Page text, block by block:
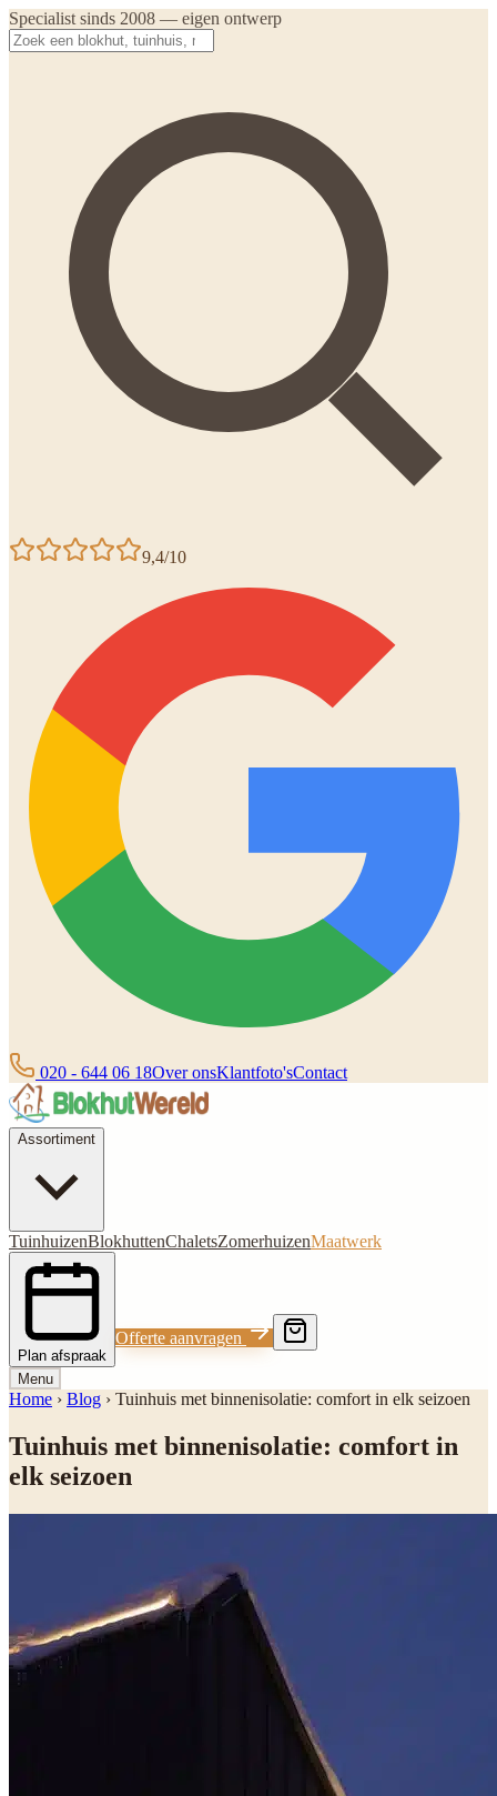
Specialist sinds 2008 — eigen ontwerp
9,4/10
020 - 644 06 18Over onsKlantfoto'sContact
Assortiment
TuinhuizenBlokhuttenChaletsZomerhuizenMaatwerk
Plan afspraak
Offerte aanvragen
Menu
Home › Blog › Tuinhuis met binnenisolatie: comfort in elk seizoen
Tuinhuis met binnenisolatie: comfort in
elk seizoen